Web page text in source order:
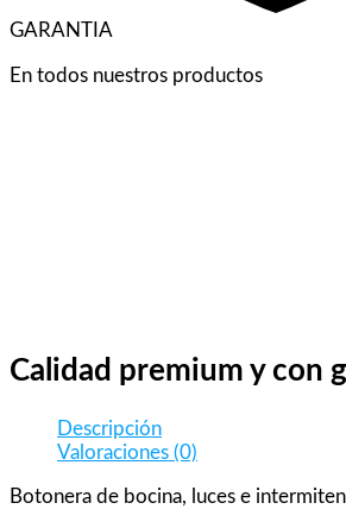
GARANTIA
En todos nuestros productos
Calidad premium y con
Descripción
Valoraciones (0)
Botonera de bocina, luces e